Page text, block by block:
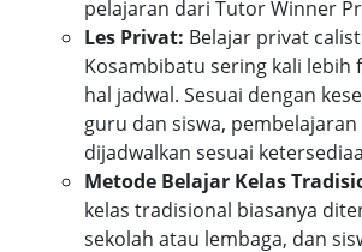
pelajaran dari Tutor Winner
Les Privat: Belajar privat
Kosambibatu sering kali lebih
hal jadwal. Sesuai dengan
guru dan siswa,
dijadwalkan sesuai
Metode Belajar Kelas
kelas tradisional biasanya
sekolah atau lembaga, dan